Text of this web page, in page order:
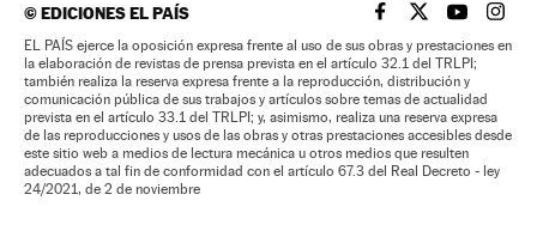
©EDICIONES EL PAÍS EL PAÍS BRASIL EN
EL PAÍSEL PAÍS
EL
EL PAÍS ejerce la oposición expresa frente al uso de sus obras y prestaciones en
la elaboración de revistas de prensa prevista en el artículo 32.1 del TRLPI;
también realiza la reserva expresa frente a la reproducción, distribución y
comunicación pública de sus trabajos y artículos sobre temas de actualidad
prevista en el artículo 33.1 del TRLPI; y, asimismo, realiza una reserva expresa
de las reproducciones y usos de las obras y otras prestaciones accesibles desde
este sitio web a medios de lectura mecánica u otros medios que resulten
adecuados a tal fin de conformidad con el artículo 67.3 del Real Decreto - ley
24/2021, de 2 de noviembre